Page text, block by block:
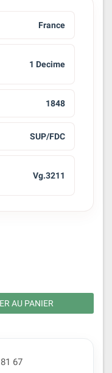
France
1 Decime
1848
SUP/FDC
Vg.3211
AU PANIER
67